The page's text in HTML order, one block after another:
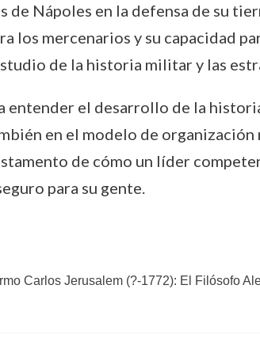
de Nápoles en la defensa de su
los mercenarios y su capacidad
de la historia militar y las
entender el desarrollo de la
en el modelo de
de cómo un líder
para su gente.
Carlos Jerusalem (?-1772): El Filósofo